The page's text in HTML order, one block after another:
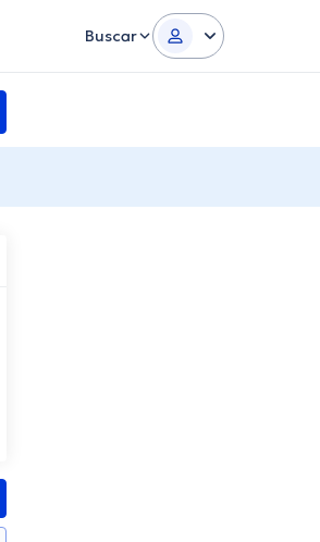
Buscar